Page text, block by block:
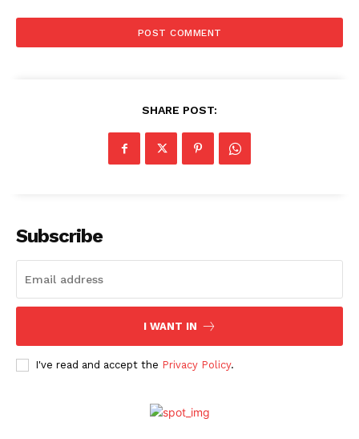
SHARE POST:
Subscribe
I WANT IN
I've read and accept the Privacy Policy.